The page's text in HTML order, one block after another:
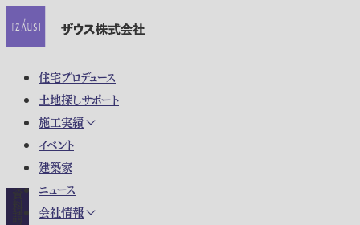
住宅プロデュース
土地探しサポート
施工実績
イベント
建築家
ニュース
会社情報